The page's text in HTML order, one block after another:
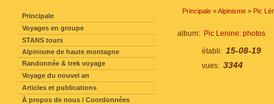
Principale »Alpinisme » Pic
album: Pic Lenine: photos
établi: 15-08-19
vues: 3344
Principale
Voyages en groupe
STANS tours
Alpinisme de haute montagne
Randonnée & trek voyage
Voyage du nouvel an
Articles et publications
À propos de nous / Coordonnées